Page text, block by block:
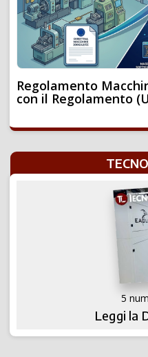
Regolamento
con il Regolamento
5
Leggi la